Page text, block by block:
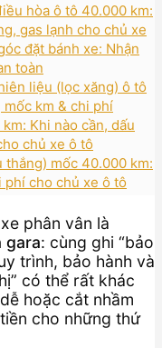
hòa ô tô 40.000 km:
gas lạnh cho chủ xe
đặt bánh xe: Nhận
toàn
liệu (lọc xăng) ô tô
km & chi phí
Khi nào cần, dấu
chủ xe ô tô
thắng) mốc 40.000 km:
phí cho chủ xe ô tô
phân vân là
gara: cùng ghi “bảo
trình, bảo hành và
có thể rất khác
hoặc cắt nhầm
cho những thứ